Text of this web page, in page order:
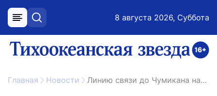
меню поиск 8 августа 2026, Суббота
ссылка на главную
Главная Новости Линию связи до Чумикана начнут строить в июле